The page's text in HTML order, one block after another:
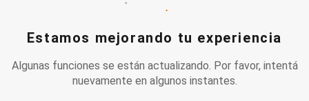
Estamos mejorando tu experiencia
Algunas funciones se están actualizando. Por favor, intentá
nuevamente en algunos instantes.